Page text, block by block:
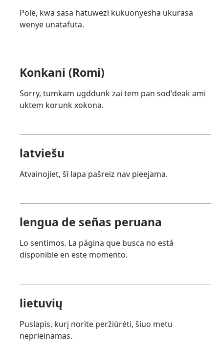
Pole, kwa sasa hatuwezi kukuonyesha ukurasa
wenye unatafuta.
Konkani (Romi)
Sorry, tumkam ugddunk zai tem pan sodʼdeak ami
uktem korunk xokona.
latviešu
Atvainojiet, šī lapa pašreiz nav pieejama.
lengua de señas peruana
Lo sentimos. La página que busca no está
disponible en este momento.
lietuvių
Puslapis, kurį norite peržiūrėti, šiuo metu
neprieinamas.